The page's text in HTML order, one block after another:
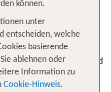
ab. Bei TUI findest
für
Hotels liegen in
Mit ihrer stilvollen
Service sind
Deine Ammoudara
können.
unter
entscheiden, welche
basierende
ablehnen oder
Information zu
Cookie-Hinweis.